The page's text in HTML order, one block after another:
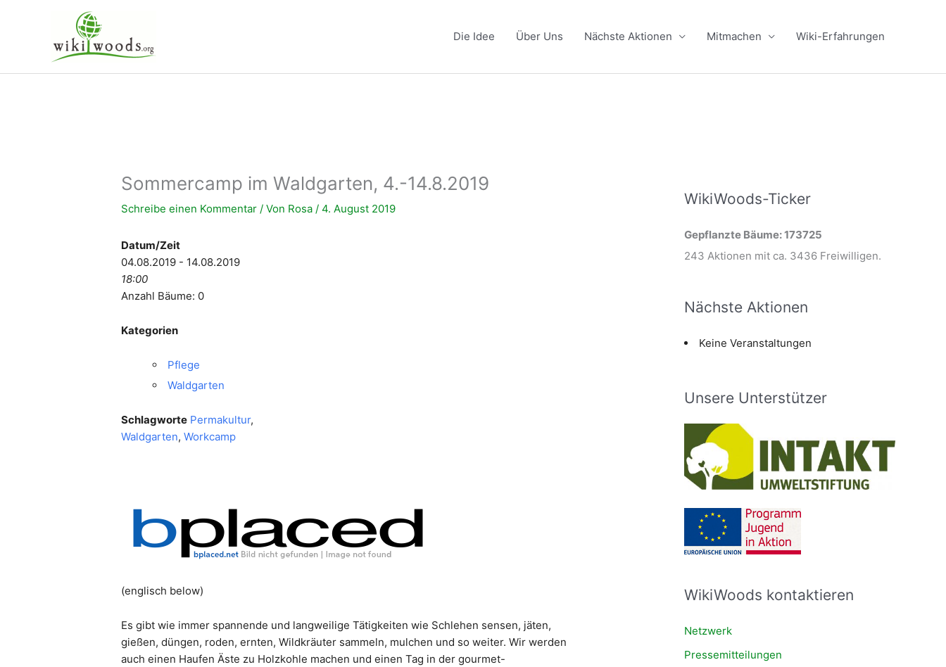
Die Idee Über Uns Nächste Aktionen Mitmachen Wiki-Erfahrungen
Sommercamp im Waldgarten, 4.-14.8.2019
Schreibe einen Kommentar / Von Rosa/4. August 2019
Datum/Zeit
04.08.2019 - 14.08.2019
18:00
Anzahl Bäume: 0
Kategorien
Pflege
Waldgarten
Schlagworte Permakultur,
Waldgarten,Workcamp
(englisch below)
Es gibt wie immer spannende und langweilige Tätigkeiten wie Schlehen sensen, jäten,
gießen, düngen, roden, ernten, Wildkräuter sammeln, mulchen und so weiter. Wir werden
auch einen Haufen Äste zu Holzkohle machen und einen Tag in der gourmet-
WikiWoods-Ticker
Gepflanzte Bäume: 173725
243 Aktionen mit ca. 3436 Freiwilligen.
Nächste Aktionen
Keine Veranstaltungen
Unsere Unterstützer
WikiWoods kontaktieren
Netzwerk
Pressemitteilungen